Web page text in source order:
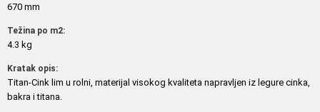
670 mm
Težina po m2:
4.3 kg
Kratak opis:
Titan-Cink lim u rolni, materijal visokog kvaliteta napravljen iz legure cinka,
bakra i titana.